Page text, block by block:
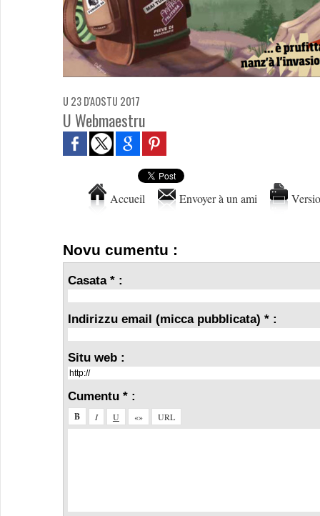
U 23 D'AOSTU 2017
U Webmaestru
Accueil Envoyer à un ami
Novu cumentu :
Casata * :
Indirizzu email (micca pubblicata) * :
Situ web :
Cumentu * :